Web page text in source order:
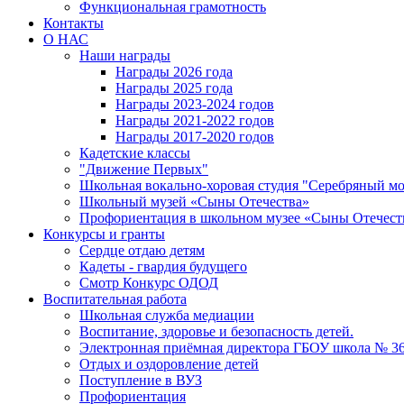
Функциональная грамотность
Контакты
О НАС
Наши награды
Награды 2026 года
Награды 2025 года
Награды 2023-2024 годов
Награды 2021-2022 годов
Награды 2017-2020 годов
Кадетские классы
"Движение Первых"
Школьная вокально-хоровая студия "Серебряный
Школьный музей «Сыны Отечества»
Профориентация в школьном музее «Сыны
Конкурсы и гранты
Сердце отдаю детям
Кадеты - гвардия будущего
Смотр Конкурс ОДОД
Воспитательная работа
Школьная служба медиации
Воспитание, здоровье и безопасность детей.
Электронная приёмная директора ГБОУ школа №
Отдых и оздоровление детей
Поступление в ВУЗ
Профориентация